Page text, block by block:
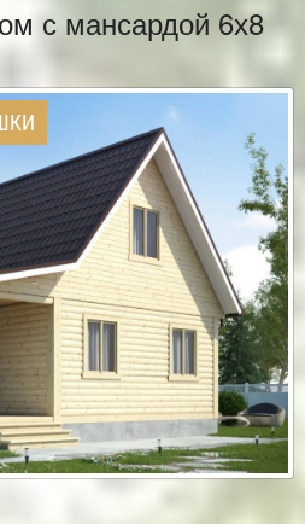
с мансардой 6х8